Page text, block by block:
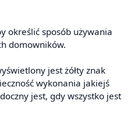
określić sposób używania
domowników.
jest żółty znak
wykonania jakiejś
jest, gdy wszystko jest